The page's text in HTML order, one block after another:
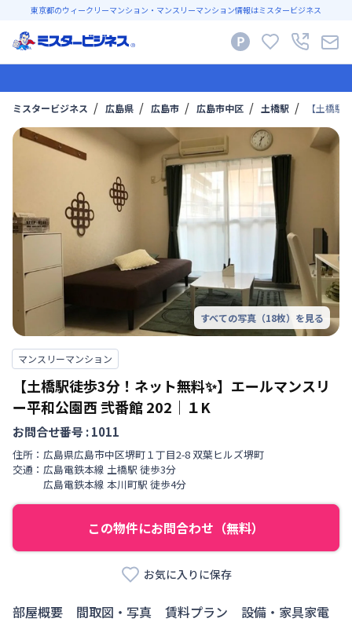
東京都のウィークリーマンション・マンスリーマンション情報はミスタービジネス
ミスタービジネス 広島県 広島市 広島市中区 土橋駅 【土橋
すべての写真（18枚）を見る
マンスリーマンション
【土橋駅徒歩3分！ネット無料✨】エールマンスリ
ー平和公園西 弐番館202 ｜ １K
お問合せ番号 :1011
住所： 広島県広島市中区堺町 １丁目2-8 双葉ヒルズ堺町
交通： 広島電鉄本線 土橋駅 徒歩3分
広島電鉄本線 本川町駅 徒歩4分
この物件にお問合わせ（無料）
お気に入りに保存
部屋概要 間取図・写真 賃料プラン 設備・家具家電